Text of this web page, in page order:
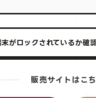
がロックされているか確
販売サイトはこ